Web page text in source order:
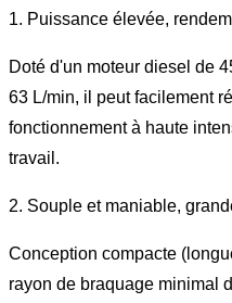
1. Puissance élevée,
Doté d'un moteur diesel de
63 L/min, il peut facilement
fonctionnement à haute
travail.
2. Souple et maniable,
Conception compacte
rayon de braquage minimal